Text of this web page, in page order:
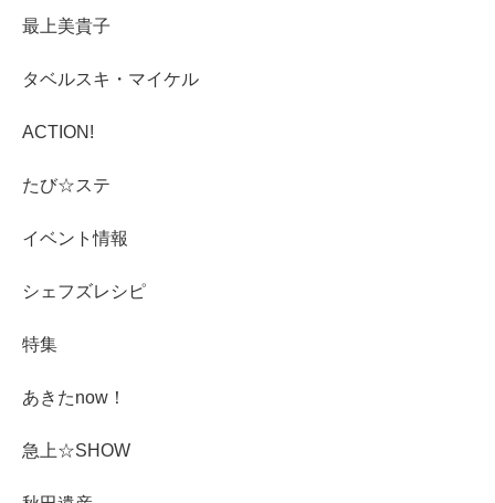
最上美貴子
タベルスキ・マイケル
ACTION!
たび☆ステ
イベント情報
シェフズレシピ
特集
あきたnow！
急上☆SHOW